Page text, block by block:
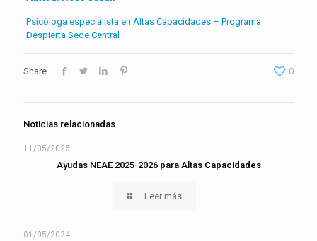
Psicóloga especialista en Altas Capacidades – Programa
Despierta Sede Central
Share 0
Noticias relacionadas
11/05/2025
Ayudas NEAE 2025-2026 para Altas Capacidades
Leer más
01/05/2024